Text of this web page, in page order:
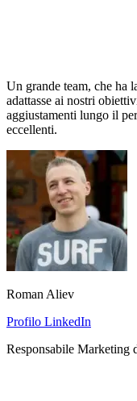
Un grande team, che ha
adattasse ai nostri
aggiustamenti lungo il
eccellenti.
Roman Aliev
Profilo LinkedIn
Responsabile Marketing